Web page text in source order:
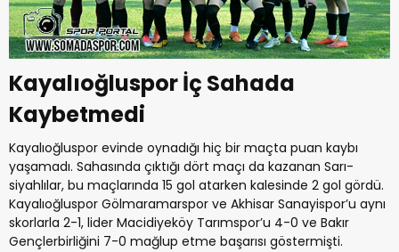
Kayalıoğluspor İç Sahada
Kaybetmedi
Kayalıoğluspor evinde oynadığı hiç bir maçta puan kaybı
yaşamadı. Sahasında çıktığı dört maçı da kazanan Sarı-
siyahlılar, bu maçlarında 15 gol atarken kalesinde 2 gol gördü.
Kayalıoğluspor Gölmaramarspor ve Akhisar Sanayispor’u aynı
skorlarla 2-1, lider Macidiyeköy Tarımspor’u 4-0 ve Bakır
Gençlerbirliğini 7-0 mağlup etme başarısı göstermişti.